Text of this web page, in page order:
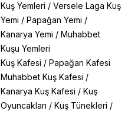
Kuş Yemleri / Versele Laga Kuş
Yemi / Papağan Yemi /
Kanarya Yemi / Muhabbet
Kuşu Yemleri
Kuş Kafesi / Papağan Kafesi
Muhabbet Kuş Kafesi /
Kanarya Kuş Kafesi / Kuş
Oyuncakları / Kuş Tünekleri /